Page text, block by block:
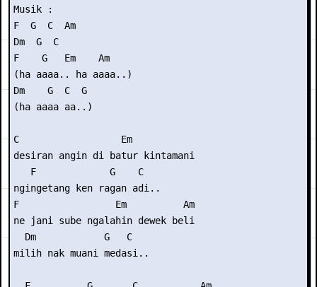
Musik :
F  G  C  Am
Dm  G  C
F    G   Em    Am
(ha aaaa.. ha aaaa..)
Dm    G  C  G
(ha aaaa aa..)
C                  Em
desiran angin di batur kintamani
   F             G    C
ngingetang ken ragan adi..
F                 Em          Am
ne jani sube ngalahin dewek beli
  Dm            G   C
milih nak muani medasi..